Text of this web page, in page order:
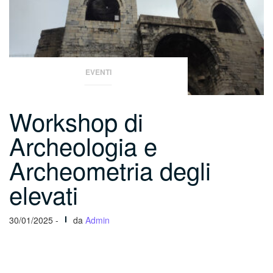
EVENTI
Workshop di
Archeologia e
Archeometria degli
elevati
30/01/2025 - da Admin